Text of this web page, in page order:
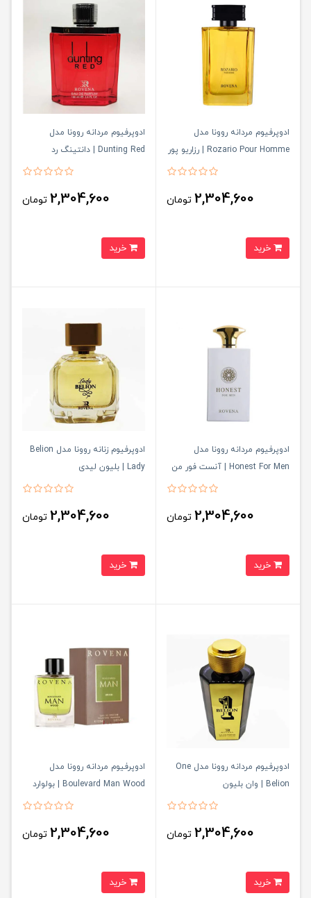
ادوپرفیوم مردانه روونا مدل
Rozario Pour Homme | رزاریو پور
2,304,600 تومان
ادوپرفیوم مردانه روونا مدل
Dunting Red | دانتینگ رد
2,304,600 تومان
ادوپرفیوم مردانه روونا مدل
Honest For Men | آنست فور من
2,304,600 تومان
ادوپرفیوم زنانه روونا مدل Belion
Lady | بلیون لیدی
2,304,600 تومان
ادوپرفیوم مردانه روونا مدل One
Belion | وان بلیون
2,304,600 تومان
ادوپرفیوم مردانه روونا مدل
Boulevard Man Wood | بولوارد
2,304,600 تومان